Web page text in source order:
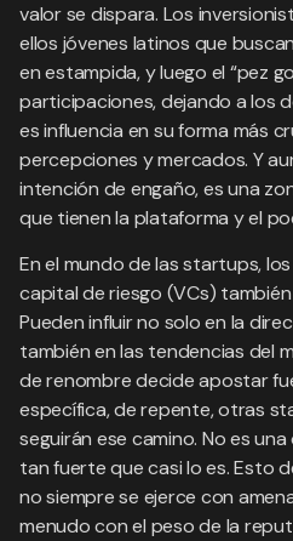
valor se dispara. Los
ellos jóvenes latinos que
en estampida, y luego el “pez
participaciones, dejando a los
es influencia en su forma más
percepciones y mercados. Y
intención de engaño, es una
que tienen la plataforma y el
En el mundo de las startups,
capital de riesgo (VCs)
Pueden influir no solo en la
también en las tendencias del
de renombre decide apostar
específica, de repente, otras
seguirán ese camino. No es
tan fuerte que casi lo es. Esto
no siempre se ejerce con
menudo con el peso de la